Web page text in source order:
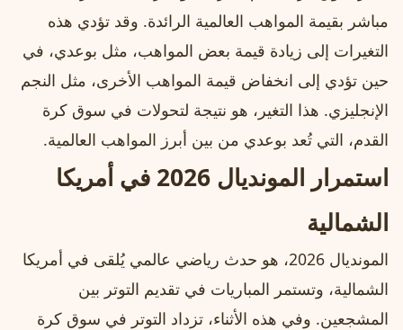
مباشر بقيمة المواهب العالمية الرائدة. وقد تؤدي هذه
التغيرات إلى زيادة قيمة بعض المواهب، مثل بوعدي، في
حين تؤدي إلى انخفاض قيمة المواهب الأخرى، مثل النجم
الإنجليزي. هذا التغير، هو نتيجة لتحولات في سوق كرة
القدم، التي تُعد بوعدي من بين أبرز المواهب العالمية.
استمرار المونديال 2026 في أمريكا
الشمالية
المونديال 2026، هو حدث رياضي عالمي يُلقى في أمريكا
الشمالية، وتستمر المباريات في تقديم التوتر بين
المشجعين. وفي هذه الأثناء، تزداد التوتر في سوق كرة